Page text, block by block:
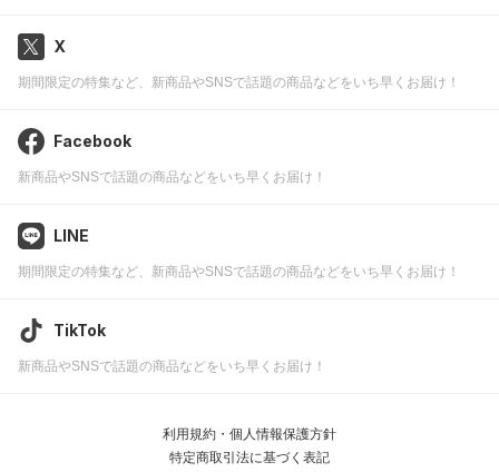
X
期間限定の特集など、新商品やSNSで話題の商品などをいち早くお届け！
Facebook
新商品やSNSで話題の商品などをいち早くお届け！
LINE
期間限定の特集など、新商品やSNSで話題の商品などをいち早くお届け！
TikTok
新商品やSNSで話題の商品などをいち早くお届け！
利用規約・個人情報保護方針
特定商取引法に基づく表記